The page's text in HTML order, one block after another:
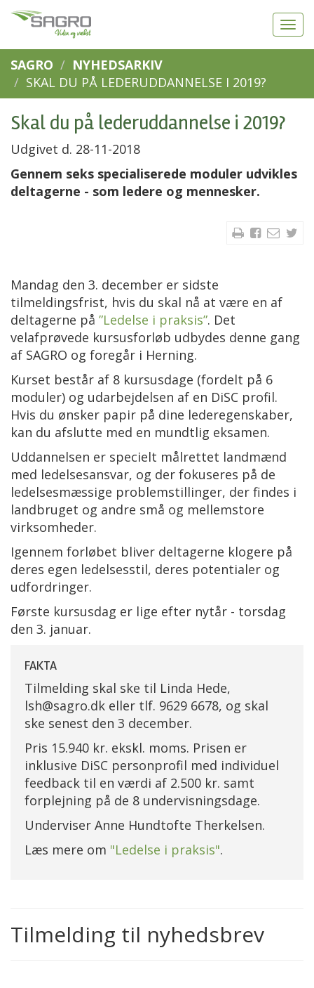
SAGRO
NYHEDSARKIV
SKAL DU PÅ LEDERUDDANNELSE I 2019?
Skal du på lederuddannelse i 2019?
Udgivet d. 28-11-2018
Gennem seks specialiserede moduler udvikles
deltagerne - som ledere og mennesker.
Mandag den 3. december er sidste
tilmeldingsfrist, hvis du skal nå at være en af
deltagerne på ”Ledelse i praksis”. Det
velafprøvede kursusforløb udbydes denne gang
af SAGRO og foregår i Herning.
Kurset består af 8 kursusdage (fordelt på 6
moduler) og udarbejdelsen af en DiSC profil.
Hvis du ønsker papir på dine lederegenskaber,
kan du afslutte med en mundtlig eksamen.
Uddannelsen er specielt målrettet landmænd
med ledelsesansvar, og der fokuseres på de
ledelsesmæssige problemstillinger, der findes i
landbruget og andre små og mellemstore
virksomheder.
Igennem forløbet bliver deltagerne klogere på
deres egen ledelsesstil, deres potentialer og
udfordringer.
Første kursusdag er lige efter nytår - torsdag
den 3. januar.
FAKTA
Tilmelding skal ske til Linda Hede,
lsh@sagro.dk eller tlf. 9629 6678, og skal
ske senest den 3 december.
Pris 15.940 kr. ekskl. moms. Prisen er
inklusive DiSC personprofil med individuel
feedback til en værdi af 2.500 kr. samt
forplejning på de 8 undervisningsdage.
Underviser Anne Hundtofte Therkelsen.
Læs mere om "Ledelse i praksis".
Tilmelding til nyhedsbrev